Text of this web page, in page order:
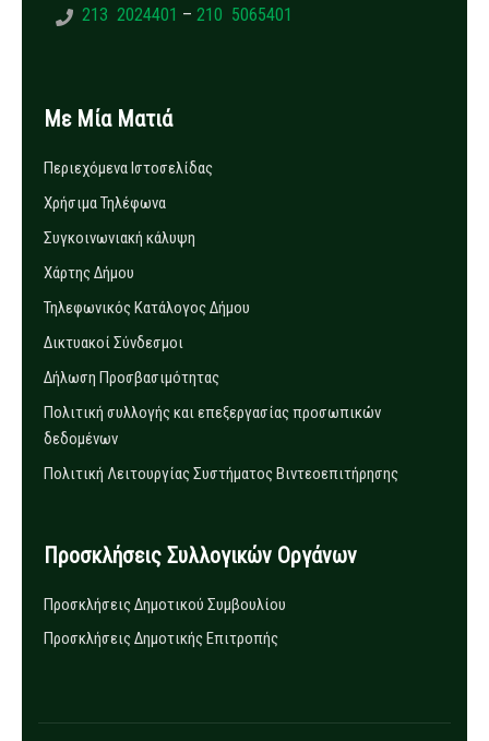
213 2024401 – 210 5065401
Με Μία Ματιά
Περιεχόμενα Ιστοσελίδας
Χρήσιμα Τηλέφωνα
Συγκοινωνιακή κάλυψη
Χάρτης Δήμου
Τηλεφωνικός Κατάλογος Δήμου
Δικτυακοί Σύνδεσμοι
Δήλωση Προσβασιμότητας
Πολιτική συλλογής και επεξεργασίας προσωπικών
δεδομένων
Πολιτική Λειτουργίας Συστήματος Βιντεοεπιτήρησης
Προσκλήσεις Συλλογικών Οργάνων
Προσκλήσεις Δημοτικού Συμβουλίου
Προσκλήσεις Δημοτικής Επιτροπής